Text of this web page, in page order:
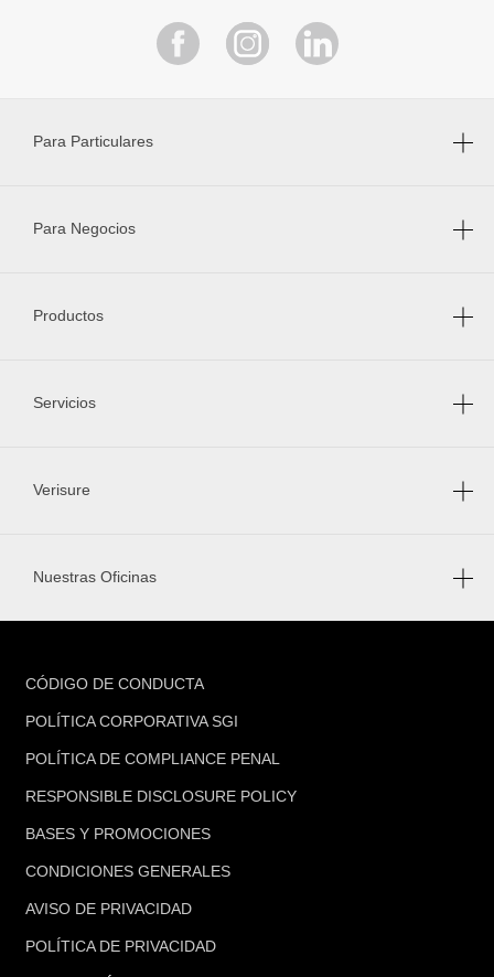
Para Particulares
Para Negocios
Productos
Servicios
Verisure
Nuestras Oficinas
FOOTER
CÓDIGO DE CONDUCTA
POLÍTICA CORPORATIVA SGI
POLÍTICA DE COMPLIANCE PENAL
RESPONSIBLE DISCLOSURE POLICY
BASES Y PROMOCIONES
CONDICIONES GENERALES
AVISO DE PRIVACIDAD
POLÍTICA DE PRIVACIDAD